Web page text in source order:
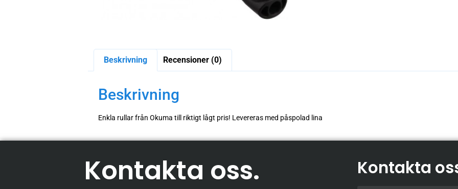
Beskrivning Recensioner (0)
Beskrivning
Enkla rullar från Okuma till riktigt lågt pris! Levereras med påspolad lina
Kontakta oss. Kontakta